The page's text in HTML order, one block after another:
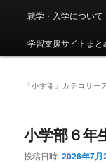
ン
ン
ン
コ
テ
ツ
就学・入学について
学習支援サイトまと
「小学部 」カテゴリー
小学部６
投稿日時:2026年7月